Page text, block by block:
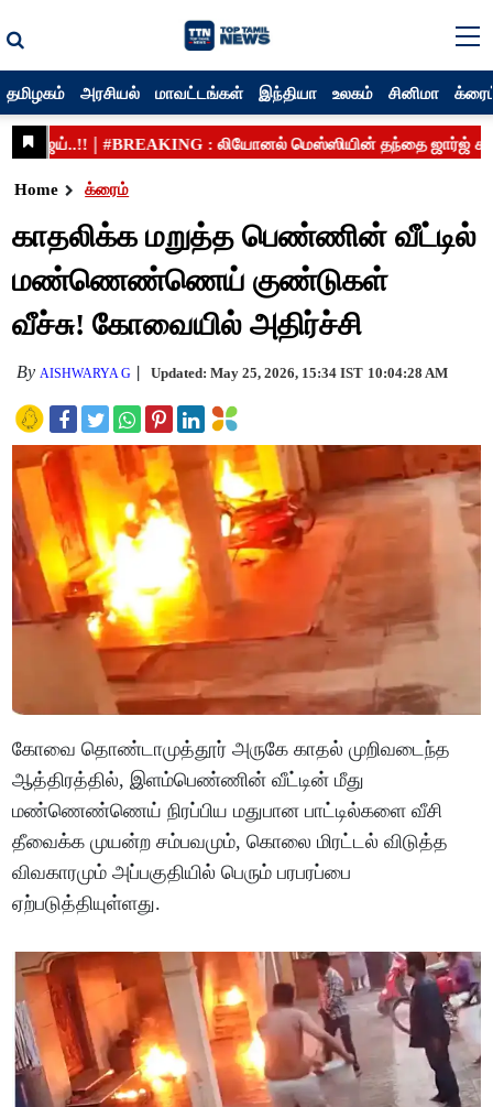
தமிழகம் அரசியல் மாவட்டங்கள் இந்தியா உலகம் சினிமா
Home க்ரைம்
காதலிக்க மறுத்த பெண்ணின் வீட்டில்
மண்ணெண்ணெய் குண்டுகள்
வீச்சு! கோவையில் அதிர்ச்சி
By AISHWARYA G Updated: May 25, 2026, 15:34 IST 10:04:28 AM
கோவை தொண்டாமுத்தூர் அருகே காதல் முறிவடைந்த
ஆத்திரத்தில், இளம்பெண்ணின் வீட்டின் மீது
மண்ணெண்ணெய் நிரப்பிய மதுபான பாட்டில்களை வீசி
தீவைக்க முயன்ற சம்பவமும், கொலை மிரட்டல் விடுத்த
விவகாரமும் அப்பகுதியில் பெரும் பரபரப்பை
ஏற்படுத்தியுள்ளது.